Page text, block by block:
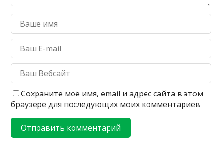
Сохраните моё имя, email и адрес сайта в этом
браузере для последующих моих комментариев